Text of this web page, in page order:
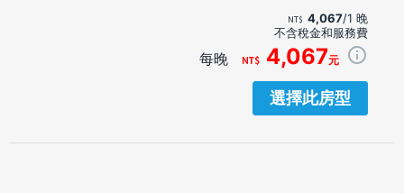
4,067/1 晚
不含稅金和服務費
每晚 4,067元
選擇此房型